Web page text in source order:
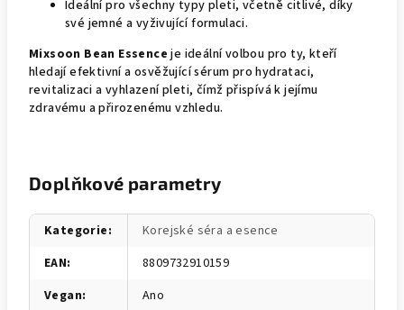
Ideální pro všechny typy pleti, včetně citlivé, díky
své jemné a vyživující formulaci.
Mixsoon Bean Essenceje ideální volbou pro ty, kteří
hledají efektivní a osvěžující sérum pro hydrataci,
revitalizaci a vyhlazení pleti, čímž přispívá k jejímu
zdravému a přirozenému vzhledu.
Doplňkové parametry
Kategorie:
Korejské séra a esence
EAN:
8809732910159
Vegan:
Ano